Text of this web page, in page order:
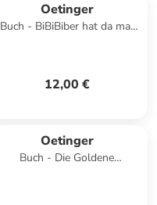
Oetinger
Buch - BiBiBiber hat da mal
12,00 €
Oetinger
Buch - Die Goldene